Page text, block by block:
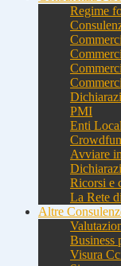
Regime
PMI
Enti
Avviare
Ricorsi e
La Rete
Altre
Business
Visura